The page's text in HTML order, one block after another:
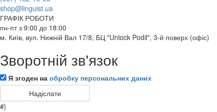
shop@linguist.ua
ГРАФІК РОБОТИ
пн-пт з 9:00 до 18:00
м. Київ, вул. Нижній Вал 17/8, БЦ "Unlock Podil", 3-й поверх (офіс)
Зворотній зв'язок
Я згоден на обробку персональних даних
#}